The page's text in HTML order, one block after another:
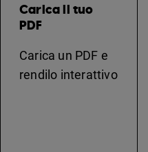
Carica il tuo
PDF
Carica un PDF e
rendilo interattivo